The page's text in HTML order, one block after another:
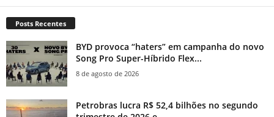
Posts Recentes
BYD provoca “haters” em campanha do novo
Song Pro Super-Híbrido Flex...
8 de agosto de 2026
Petrobras lucra R$ 52,4 bilhões no segundo